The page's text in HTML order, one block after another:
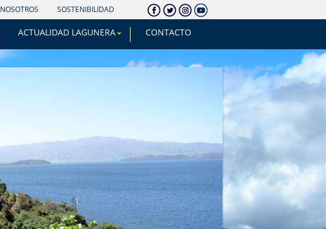
NOSOTROS SOSTENIBILIDAD
ACTUALIDAD LAGUNERA CONTACTO